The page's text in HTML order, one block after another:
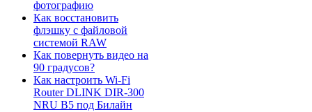
фотографию
Как восстановить
флэшку с файловой
системой RAW
Как повернуть видео на
90 градусов?
Как настроить Wi-Fi
Router DLINK DIR-300
NRU B5 под Билайн